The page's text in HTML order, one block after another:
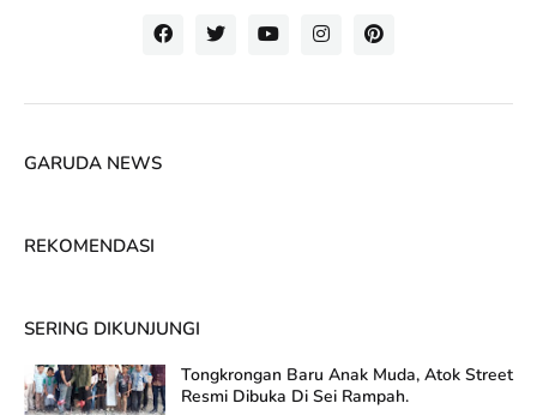
GARUDA NEWS
REKOMENDASI
SERING DIKUNJUNGI
Tongkrongan Baru Anak Muda, Atok Street
Resmi Dibuka Di Sei Rampah.